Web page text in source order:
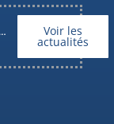
Voir les
actualités